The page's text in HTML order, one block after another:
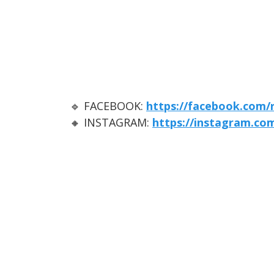
🔹 FACEBOOK: https://facebook.com/
🔸 INSTAGRAM: https://